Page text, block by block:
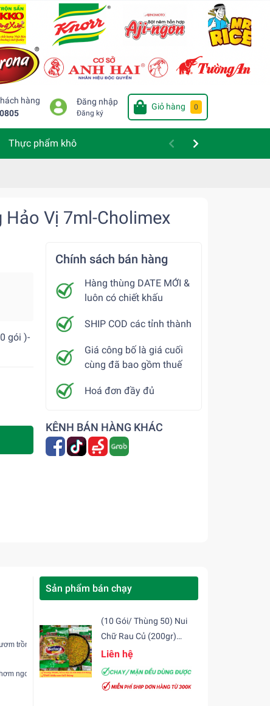
hàng
Đăng nhập
Đăng ký
Giỏ hàng 0
Thực phẩm khô
Vị 7ml-Cholimex
gói )-
Chính sách bán hàng
Hàng thùng DATE MỚI &
luôn có chiết khấu
SHIP COD các tỉnh thành
Giá công bố là giá cuối
cùng đã bao gồm thuế
Hoá đơn đầy đủ
KÊNH BÁN HÀNG KHÁC
trồng để cho ra các hạt đậu nành đạt tiêu chuẩn về chất lượng.
ngon hơn.
Sản phẩm bán chạy
(10 Gói/ Thùng 50) Nui
Chữ Rau Củ (200gr)
Safoco
Liên hệ